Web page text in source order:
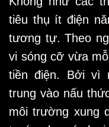
tiêu thụ ít điện
tương tự. Theo
vi sóng cỡ vừa
tiền điện. Bởi vì
trung vào nấu
môi trường xung